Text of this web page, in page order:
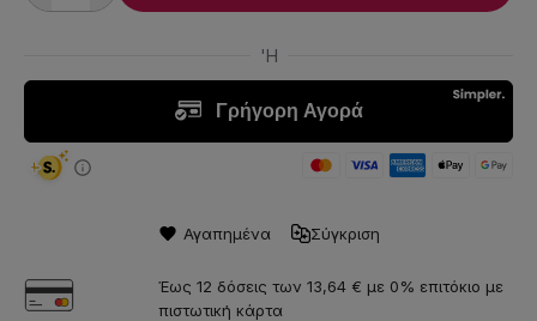
Αγαπημένα Σύγκριση
Έως 12 δόσεις των 13,64 € με 0% επιτόκιο με
πιστωτική κάρτα